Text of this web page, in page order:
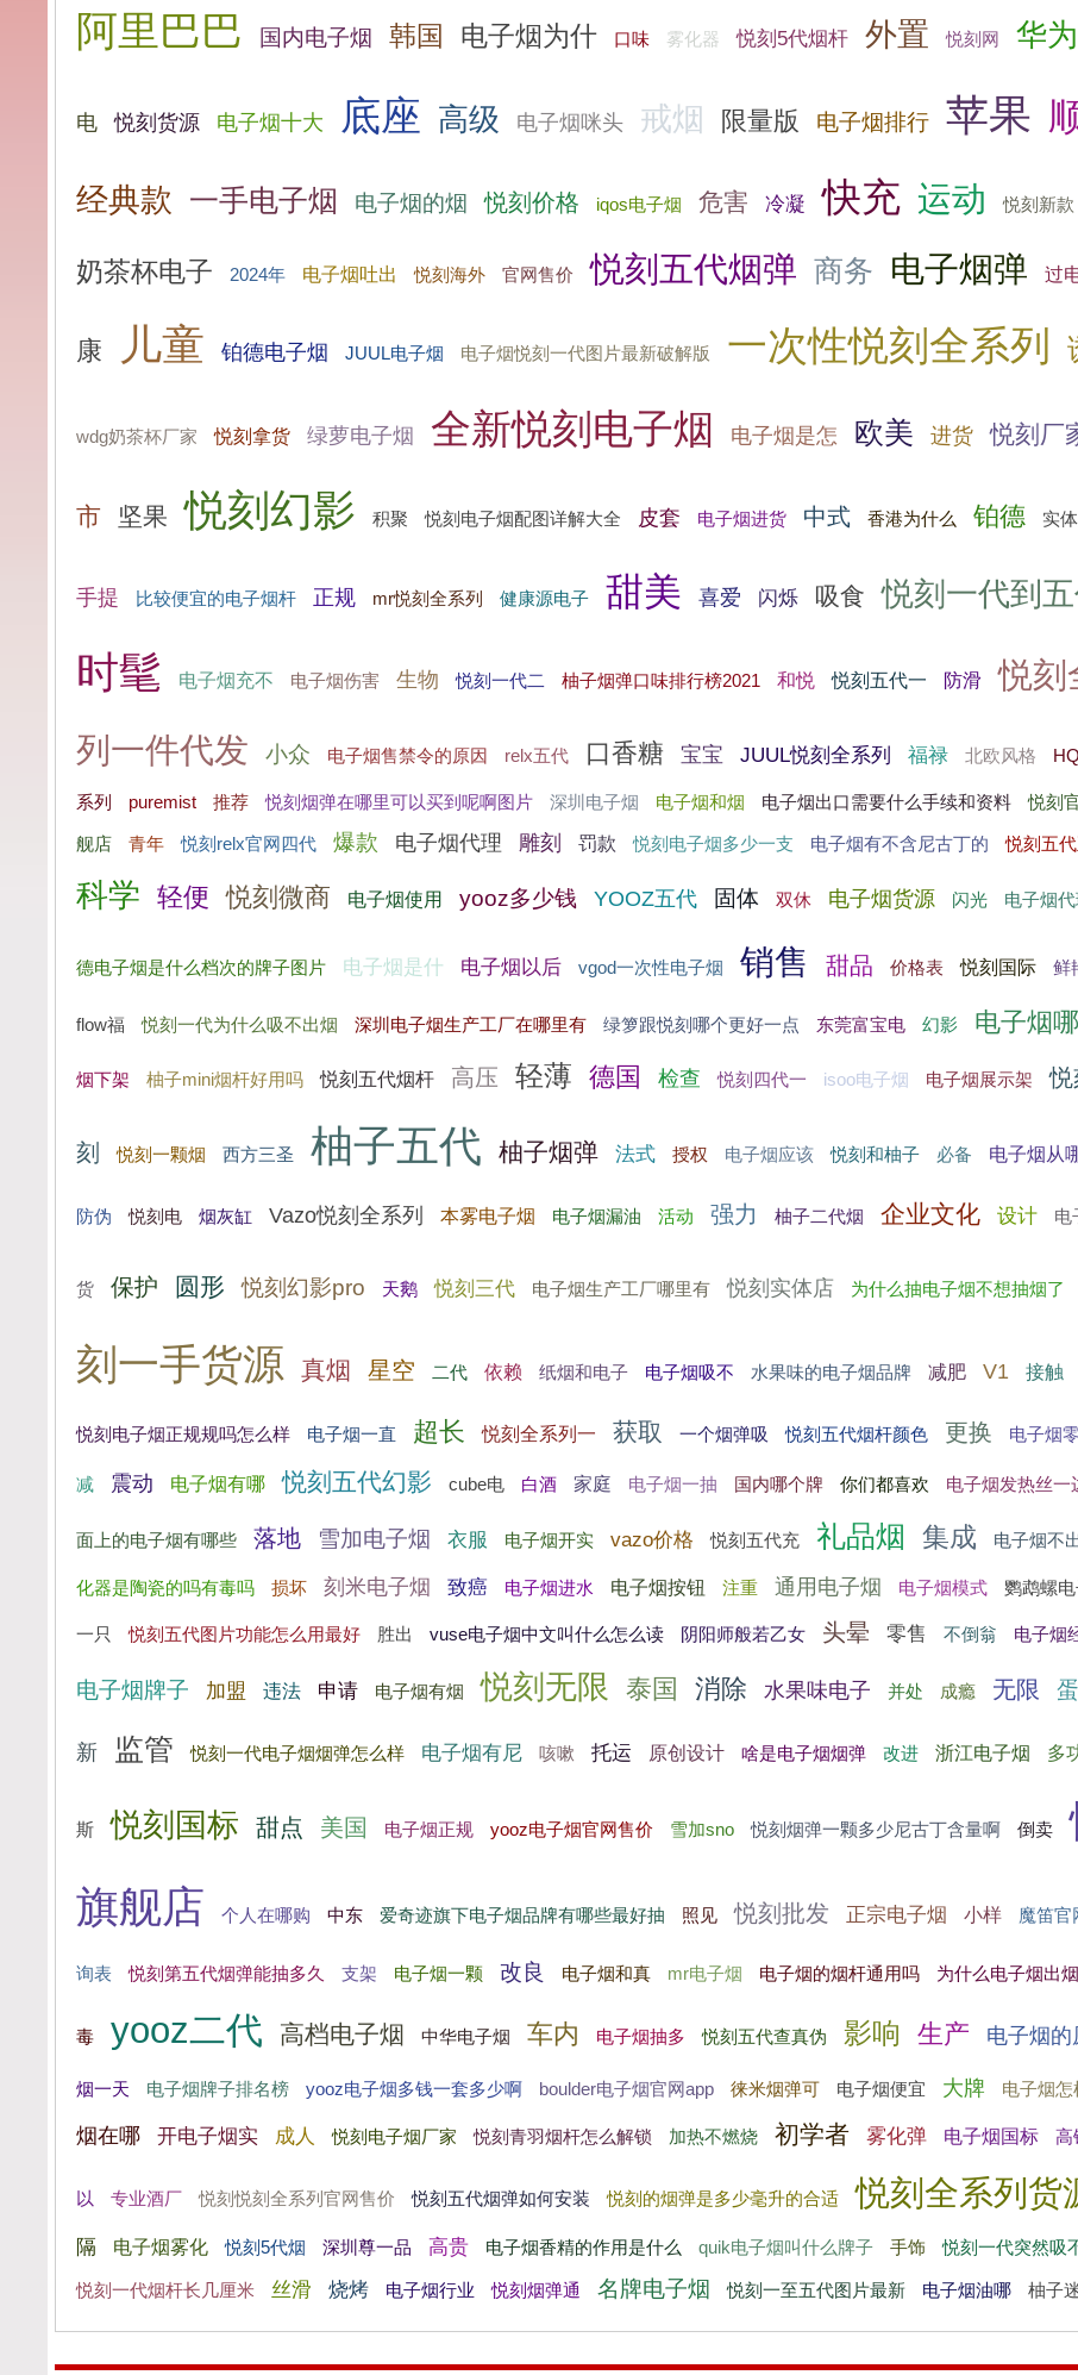
阿里巴巴 国内电子烟 韩国 电子烟为什 口味 雾化器 悦刻5代烟杆 外置 悦刻网 华为
电 悦刻货源 电子烟十大 底座 高级 电子烟咪头 戒烟 限量版 电子烟排行 苹果
经典款 一手电子烟 电子烟的烟 悦刻价格 iqos电子烟 危害 冷凝 快充 运动 悦刻新款
奶茶杯电子 2024年 电子烟吐出 悦刻海外 官网售价 悦刻五代烟弹 商务 电子烟弹 过
康 儿童 铂德电子烟 JUUL电子烟 电子烟悦刻一代图片最新破解版 一次性悦刻全系列
wdg奶茶杯厂家 悦刻拿货 绿萝电子烟 全新悦刻电子烟 电子烟是怎 欧美 进货 悦刻厂
市 坚果 悦刻幻影 积聚 悦刻电子烟配图详解大全 皮套 电子烟进货 中式 香港为什么 铂德 实
手提 比较便宜的电子烟杆 正规 mr悦刻全系列 健康源电子 甜美 喜爱 闪烁 吸食 悦刻一代到
时髦 电子烟充不 电子烟伤害 生物 悦刻一代二 柚子烟弹口味排行榜2021 和悦 悦刻五代一 防滑
悦刻
列一件代发
小众 电子烟售禁令的原因 relx五代 口香糖 宝宝 JUUL悦刻全系列 福禄 北欧风格
系列 puremist 推荐 悦刻烟弹在哪里可以买到呢啊图片 深圳电子烟 电子烟和烟 电子烟出口需要什么手续和资料 悦刻
舰店 青年 悦刻relx官网四代 爆款 电子烟代理 雕刻 罚款 悦刻电子烟多少一支 电子烟有不含尼古丁的 悦刻五
科学 轻便 悦刻微商 电子烟使用 yooz多少钱 YOOZ五代 固体 双休 电子烟货源 闪光 电子烟
德电子烟是什么档次的牌子图片 电子烟是什 电子烟以后 vgod一次性电子烟 销售 甜品 价格表 悦刻国际 鲜
flow福 悦刻一代为什么吸不出烟 深圳电子烟生产工厂在哪里有 绿箩跟悦刻哪个更好一点 东莞富宝电 幻影 电子烟
烟下架 柚子mini烟杆好用吗 悦刻五代烟杆 高压 轻薄 德国 检查 悦刻四代一 isoo电子烟 电子烟展示架 悦
刻 悦刻一颗烟 西方三圣 柚子五代 柚子烟弹 法式 授权 电子烟应该 悦刻和柚子 必备 电子烟从
防伪 悦刻电 烟灰缸 Vazo悦刻全系列 本雾电子烟 电子烟漏油 活动 强力 柚子二代烟 企业文化 设计 电
货 保护 圆形 悦刻幻影pro 天鹅 悦刻三代 电子烟生产工厂哪里有 悦刻实体店 为什么抽电子烟不想抽烟了
刻一手货源
真烟 星空 二代 依赖 纸烟和电子 电子烟吸不 水果味的电子烟品牌 减肥 V1 接触
悦刻电子烟正规规吗怎么样 电子烟一直 超长 悦刻全系列一 获取 一个烟弹吸 悦刻五代烟杆颜色 更换 电子烟
减 震动 电子烟有哪 悦刻五代幻影 cube电 白酒 家庭 电子烟一抽 国内哪个牌 你们都喜欢 电子烟发热丝一
面上的电子烟有哪些 落地 雪加电子烟 衣服 电子烟开实 vazo价格 悦刻五代充 礼品烟 集成 电子烟不
化器是陶瓷的吗有毒吗 损坏 刻米电子烟 致癌 电子烟进水 电子烟按钮 注重 通用电子烟 电子烟模式 鹦鹉螺
一只 悦刻五代图片功能怎么用最好 胜出 vuse电子烟中文叫什么怎么读 阴阳师般若乙女 头晕 零售 不倒翁 电子烟
电子烟牌子 加盟 违法 申请 电子烟有烟 悦刻无限 泰国 消除 水果味电子 并处 成瘾 无限
新 监管 悦刻一代电子烟烟弹怎么样 电子烟有尼 咳嗽 托运 原创设计 啥是电子烟烟弹 改进 浙江电子烟 多
斯 悦刻国标 甜点 美国 电子烟正规 yooz电子烟官网售价 雪加sno 悦刻烟弹一颗多少尼古丁含量啊 倒卖
旗舰店
个人在哪购 中东 爱奇迹旗下电子烟品牌有哪些最好抽 照见 悦刻批发 正宗电子烟 小样 魔笛官
询表 悦刻第五代烟弹能抽多久 支架 电子烟一颗 改良 电子烟和真 mr电子烟 电子烟的烟杆通用吗 为什么电子烟出
毒 yooz二代 高档电子烟 中华电子烟 车内 电子烟抽多 悦刻五代查真伪 影响 生产 电子烟的
烟一天 电子烟牌子排名榜 yooz电子烟多钱一套多少啊 boulder电子烟官网app 徕米烟弹可 电子烟便宜 大牌 电子烟怎
烟在哪
开电子烟实 成人 悦刻电子烟厂家 悦刻青羽烟杆怎么解锁 加热不燃烧 初学者 雾化弹 电子烟国标 高
以 专业酒厂 悦刻悦刻全系列官网售价 悦刻五代烟弹如何安装 悦刻的烟弹是多少毫升的合适 悦刻全系列货
隔 电子烟雾化 悦刻5代烟 深圳尊一品 高贵 电子烟香精的作用是什么 quik电子烟叫什么牌子 手饰 悦刻一代突然吸
悦刻一代烟杆长几厘米 丝滑 烧烤 电子烟行业 悦刻烟弹通 名牌电子烟 悦刻一至五代图片最新 电子烟油哪 柚子